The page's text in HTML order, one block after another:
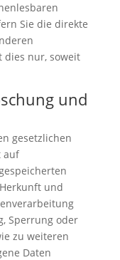
Sie die direkte
dies nur, soweit
und
gesetzlichen
auf
und
Sperrung oder
zu weiteren
Daten